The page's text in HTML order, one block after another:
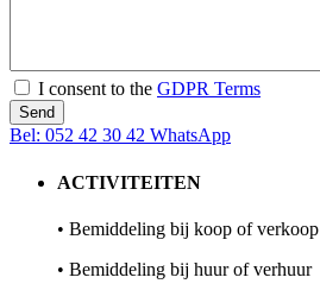
I consent to the GDPR Terms
Bel: 052 42 30 42 WhatsApp
ACTIVITEITEN
• Bemiddeling bij koop of verkoop
• Bemiddeling bij huur of verhuur